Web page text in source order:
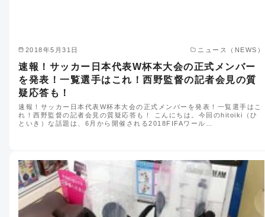
2018年5月31日 ニュース（NEWS）
速報！サッカー日本代表W杯本大会の正式メンバー
を発表！一覧選手はこれ！西野監督の記者会見の質
疑応答も！
速報！サッカー日本代表W杯本大会の正式メンバーを発表！一覧選手はこ
れ！西野監督の記者会見の質疑応答も！ こんにちは。今回のhitoiki（ひ
といき）な話題は、6月から開催される2018FIFAワール…